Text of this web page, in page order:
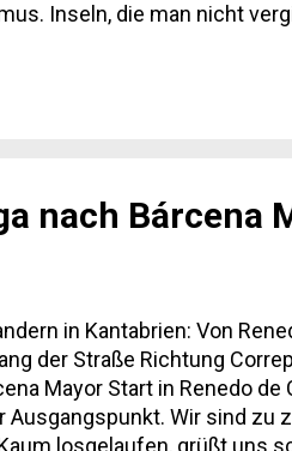
Inseln, die man nicht
Respekt. Wer zu schnell
nach Bárcena
in Kantabrien: Von
der Straße Richtung
Mayor Start in Renedo de
Ausgangspunkt. Wir sind zu
losgelaufen, grüßt uns